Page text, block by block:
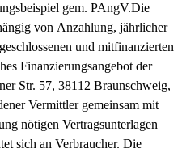
gem. PAngV.Die
von Anzahlung, jährlicher
und mitfinanzierten
Finanzierungsangebot der
Str. 57, 38112 Braunschweig,
Vermittler gemeinsam mit
nötigen Vertragsunterlagen
sich an Verbraucher. Die